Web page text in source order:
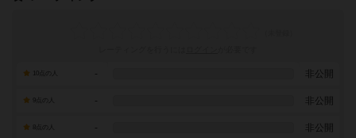
- 非公開
- 非公開
- 非公開